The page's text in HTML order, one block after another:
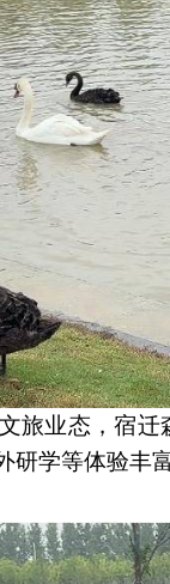
旅业态，宿
学等体验丰